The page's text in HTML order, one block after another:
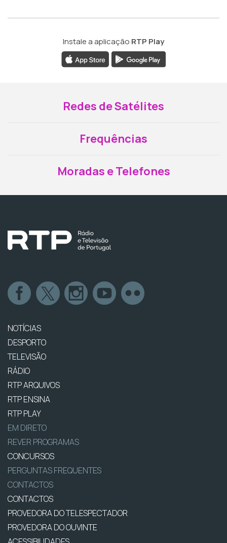
Instale a aplicação RTP Play
Redes de Satélites
Frequências
Moradas e Telefones
NOTÍCIAS
DESPORTO
TELEVISÃO
RÁDIO
RTP ARQUIVOS
RTP ENSINA
RTP PLAY
EM DIRETO
REVER PROGRAMAS
CONCURSOS
PERGUNTAS FREQUENTES
CONTACTOS
CONTACTOS
PROVEDORA DO TELESPECTADOR
PROVEDORA DO OUVINTE